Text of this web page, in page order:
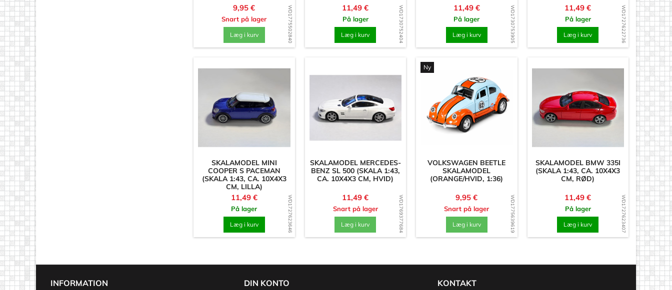
WD1775502840
Pris
9,95 €
Snart på lager
Læg i kurv WD1730752404
Pris
11,49 €
På lager
Læg i kurv WD1730753905
Pris
11,49 €
På lager
Læg i kurv WD1727622736
Pris
11,49 €
På lager
Læg i kurv
WD1727623646
SKALAMODEL MINI
COOPER S PACEMAN
(SKALA 1:43, CA. 10X4X3
CM, LILLA)
Pris
11,49 €
På lager
Læg i kurv WD1769377684
SKALAMODEL MERCEDES-
BENZ SL 500 (SKALA 1:43,
CA. 10X4X3 CM, HVID)
Pris
11,49 €
Snart på lager
Læg i kurv WD1775639619
Ny
VOLKSWAGEN BEETLE
SKALAMODEL
(ORANGE/HVID, 1:36)
Pris
9,95 €
Snart på lager
Læg i kurv WD1727623407
SKALAMODEL BMW 335I
(SKALA 1:43, CA. 10X4X3
CM, RØD)
Pris
11,49 €
På lager
Læg i kurv
INFORMATION DIN KONTO KONTAKT